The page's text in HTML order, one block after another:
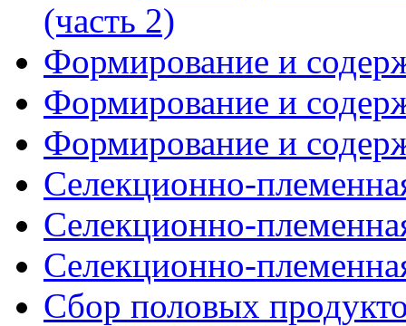
(часть 2)
Формирование и
Формирование и
Формирование и
Селекционно-
Селекционно-
Селекционно-
Сбор половых